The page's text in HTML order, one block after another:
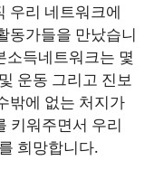
우리 네트워크에
동가들을 만났습니
소득네트워크는 몇
운동 그리고 진보
밖에 없는 처지가
키워주면서 우리
희망합니다.